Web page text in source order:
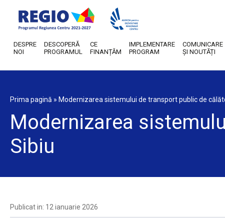
DESPRE
NOI
DESCOPERĂ
PROGRAMUL
CE
FINANȚĂM
IMPLEMENTARE
PROGRAM
COMUNICARE
ȘI NOUTĂȚI
Prima pagină » Modernizarea sistemului de transport public de
Modernizarea
Sibiu
Publicat in: 12 ianuarie 2026